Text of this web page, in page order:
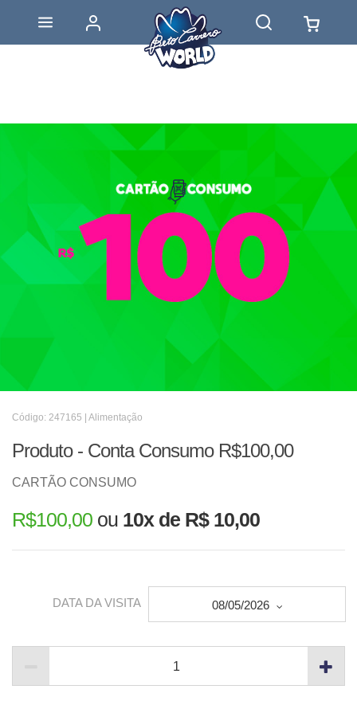
Código: 247165 | Alimentação
Produto - Conta Consumo R$100,00
CARTÃO CONSUMO
R$100,00 ou 10x de R$ 10,00
DATA DA VISITA 08/05/2026